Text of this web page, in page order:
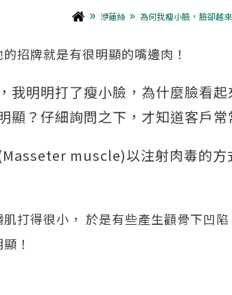
» 洢蓮絲 » 為何我瘦小臉，臉卻越
招牌就是有很明顯的嘴邊肉！
我明明打了瘦小臉，為什麼臉看起
顯？仔細詢問之下，才知道客戶
muscle)以注射肉毒的方
打得很小， 於是有些產生顴骨下凹
！